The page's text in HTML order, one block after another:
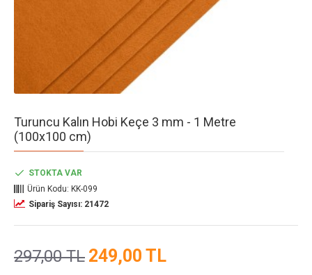
Turuncu Kalın Hobi Keçe 3 mm - 1 Metre
(100x100 cm)
249,00 TL
297,00 TL
STOKTA VAR
Ürün Kodu: KK-099
Sipariş Sayısı: 21472